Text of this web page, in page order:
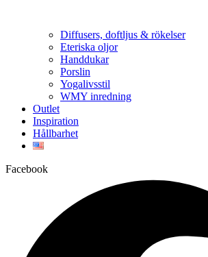
Diffusers, doftljus & rökelser
Eteriska oljor
Handdukar
Porslin
Yogalivsstil
WMY inredning
Outlet
Inspiration
Hållbarhet
Facebook